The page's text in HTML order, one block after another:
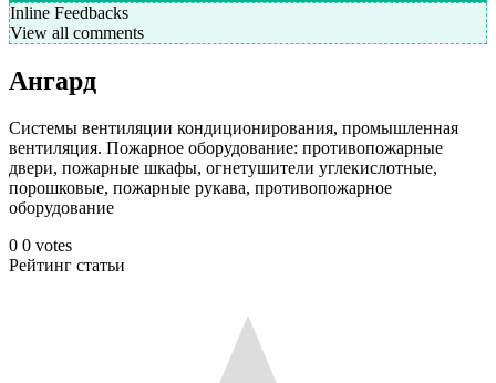
Inline Feedbacks
View all comments
Ангард
Системы вентиляции кондиционирования, промышленная
вентиляция. Пожарное оборудование: противопожарные
двери, пожарные шкафы, огнетушители углекислотные,
порошковые, пожарные рукава, противопожарное
оборудование
0 0 votes
Рейтинг статьи